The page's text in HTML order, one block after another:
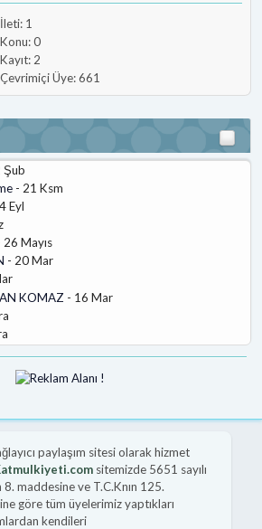
1
0
2
Üye: 661
Şub
- 21 Ksm
Eyl
26 Mayıs
- 20 Mar
KOMAZ - 16 Mar
paylaşım sitesi olarak hizmet
sitemizde 5651 sayılı
8. maddesine ve T.C.Knın 125.
göre tüm üyelerimiz yaptıkları
kendileri